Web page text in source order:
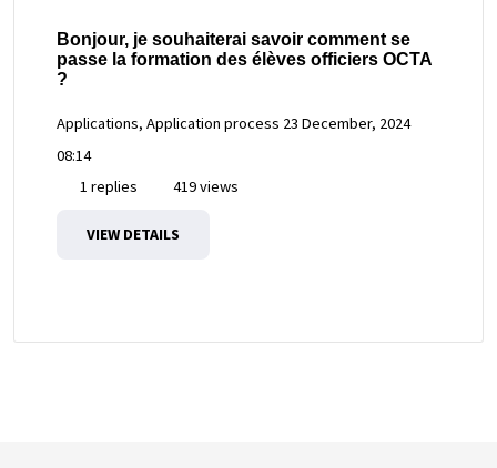
Bonjour, je souhaiterai savoir comment se
passe la formation des élèves officiers OCTA
?
Applications, Application process 23 December, 2024
08:14
1 replies
419 views
VIEW DETAILS